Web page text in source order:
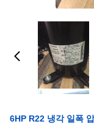
6HP R22 냉각 일폭